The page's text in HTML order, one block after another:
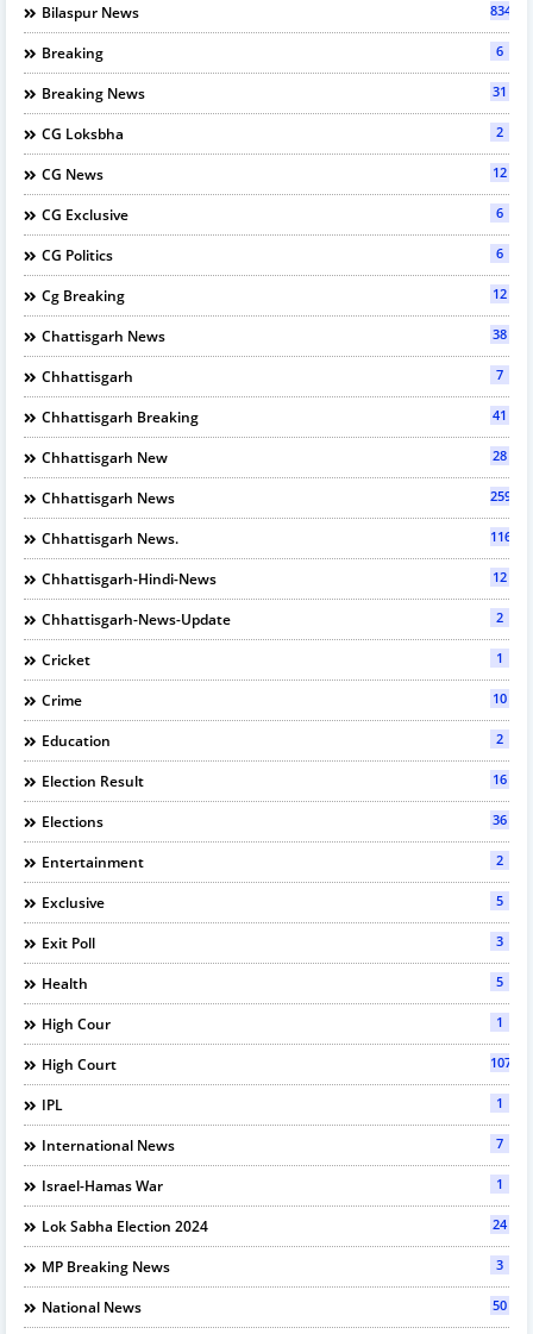
Bilaspur News 834
Breaking 6
Breaking News 31
CG Loksbha 2
CG News 12
CG Exclusive 6
CG Politics 6
Cg Breaking 12
Chattisgarh News 38
Chhattisgarh 7
Chhattisgarh Breaking 41
Chhattisgarh New 28
Chhattisgarh News 2595
Chhattisgarh News. 116
Chhattisgarh-Hindi-News 12
Chhattisgarh-News-Update 2
Cricket 1
Crime 10
Education 2
Election Result 16
Elections 36
Entertainment 2
Exclusive 5
Exit Poll 3
Health 5
High Cour 1
High Court 107
IPL 1
International News 7
Israel-Hamas War 1
Lok Sabha Election 2024 24
MP Breaking News 3
National News 50